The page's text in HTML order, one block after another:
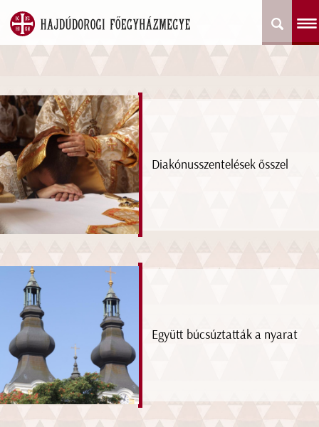
Diakónusszentelések ősszel
Együtt búcsúztatták a nyarat